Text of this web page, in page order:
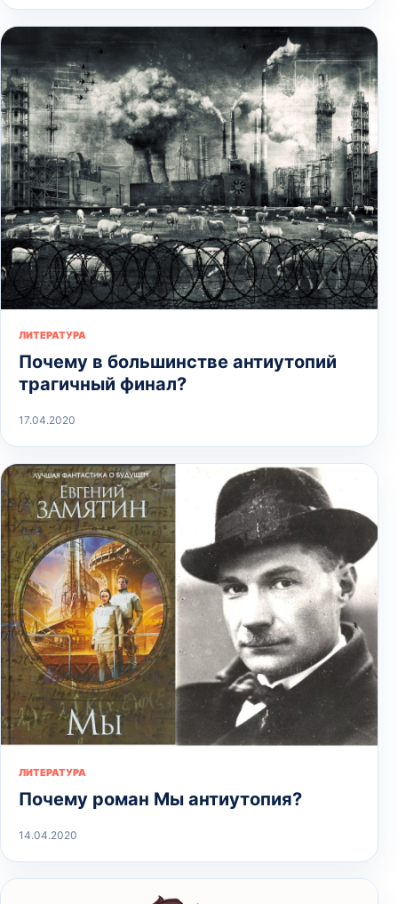
ЛИТЕРАТУРА
Почему в большинстве антиутопий
трагичный финал?
17.04.2020
ЛИТЕРАТУРА
Почему роман Мы антиутопия?
14.04.2020